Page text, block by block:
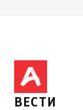
ВЕСТИ